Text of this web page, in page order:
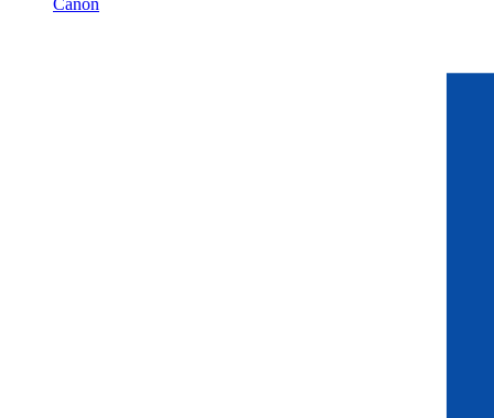
Canon